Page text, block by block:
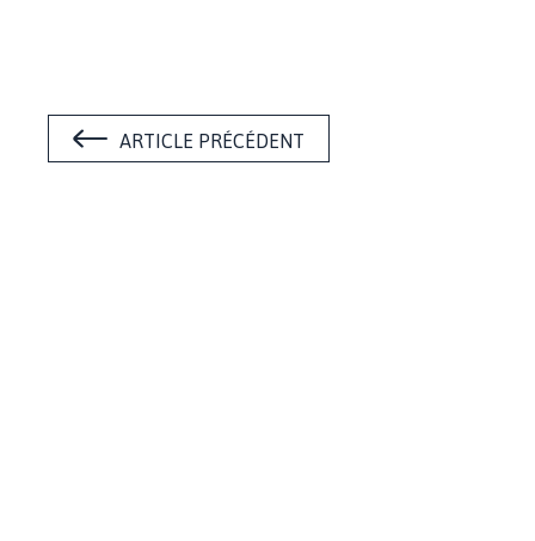
ARTICLE PRÉCÉDENT